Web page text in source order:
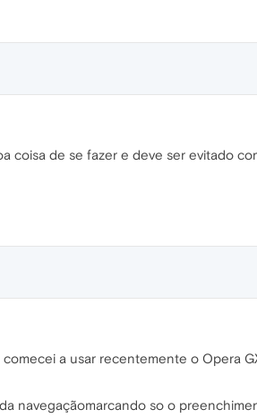
coisa de se fazer e deve ser evitado
a usar recentemente o Opera
navegaçãomarcando so o